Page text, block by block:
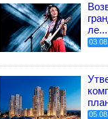
ле...